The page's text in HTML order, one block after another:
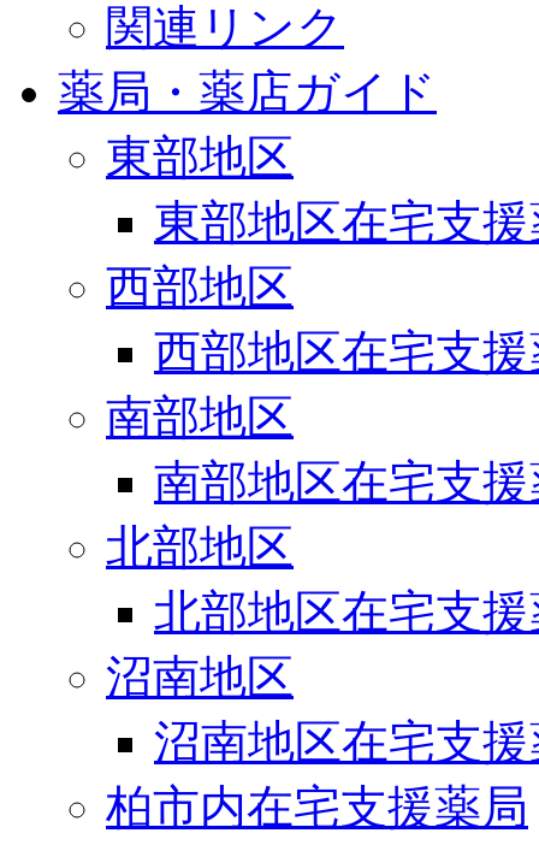
関連リンク
薬局・薬店ガイド
東部地区
東部地区在宅支
西部地区
西部地区在宅支
南部地区
南部地区在宅支
北部地区
北部地区在宅支
沼南地区
沼南地区在宅支
柏市内在宅支援薬局